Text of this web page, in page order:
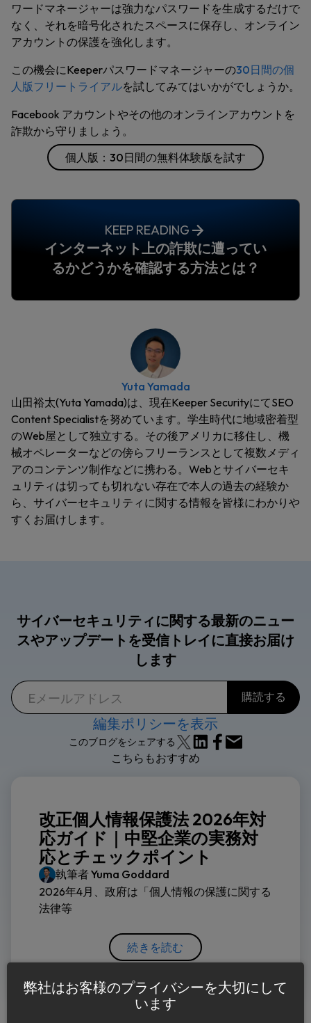
ワードマネージャーは強力なパスワードを生成するだけで
なく、それを暗号化されたスペースに保存し、オンライン
アカウントの保護を強化します。
この機会にKeeperパスワードマネージャーの30日間の個
人版フリートライアルを試してみてはいかがでしょうか。
Facebook アカウントやその他のオンラインアカウントを
詐欺から守りましょう。
個人版：30日間の無料体験版を試す
KEEP READING
インターネット上の詐欺に遭ってい
るかどうかを確認する方法とは？
Yuta Yamada
山田裕太(Yuta Yamada)は、現在Keeper SecurityにてSEO
Content Specialistを努めています。学生時代に地域密着型
のWeb屋として独立する。その後アメリカに移住し、機
械オペレーターなどの傍らフリーランスとして複数メディ
アのコンテンツ制作などに携わる。Webとサイバーセキ
ュリティは切っても切れない存在で本人の過去の経験か
ら、サイバーセキュリティに関する情報を皆様にわかりや
すくお届けします。
サイバーセキュリティに関する最新のニュー
スやアップデートを受信トレイに直接お届け
します
編集ポリシーを表示
このブログをシェアする
こちらもおすすめ
改正個人情報保護法 2026年対
応ガイド｜中堅企業の実務対
応とチェックポイント
執筆者Yuma Goddard
2026年4月、政府は「個人情報の保護に関する
法律等
続きを読む
弊社はお客様のプライバシーを大切にして
います